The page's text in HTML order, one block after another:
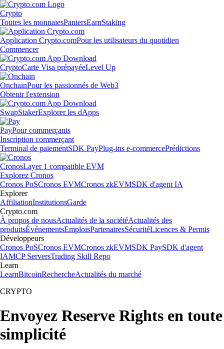
Crypto
Toutes les monnaiesPaniersEarnStaking
Application Crypto.comPour les utilisateurs du quotidien
Commencer
CryptoCarte Visa prépayéeLevel Up
OnchainPour les passionnés de Web3
Obtenir l'extension
SwapStakerExplorer les dApps
PayPour commerçants
Inscription commerçant
Terminal de paiementSDK PayPlug-ins e-commercePrédictions
CronosLayer 1 compatible EVM
Explorez Cronos
Cronos PoSCronos EVMCronos zkEVMSDK d'agent IA
Explorer
AffiliationInstitutionsGarde
Crypto.com
À propos de nousActualités de la sociétéActualités des
produitsÉvénementsEmploisPartenairesSécuritéLicences & Permis
Développeurs
Cronos PoSCronos EVMCronos zkEVMSDK PaySDK d'agent
IAMCP ServersTrading Skill Repo
Learn
LearnBitcoinRechercheActualités du marché
CRYPTO
Envoyez Reserve Rights en toute
simplicité